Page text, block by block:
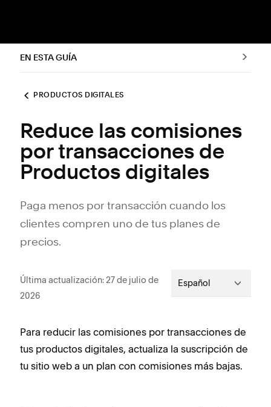
EN ESTA GUÍA
PRODUCTOS DIGITALES
Reduce las comisiones
por transacciones de
Productos digitales
Paga menos por transacción cuando los
clientes compren uno de tus planes de
precios.
Última actualización: 27 de julio de
2026
Español
Para reducir las comisiones por transacciones de
tus productos digitales, actualiza la suscripción de
tu sitio web a un plan con comisiones más bajas.